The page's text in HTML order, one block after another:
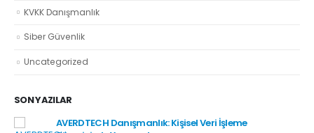
KVKK Danışmanlık
Siber Güvenlik
Uncategorized
SON YAZILAR
AVERDTECH Danışmanlık: Kişisel Veri İşleme